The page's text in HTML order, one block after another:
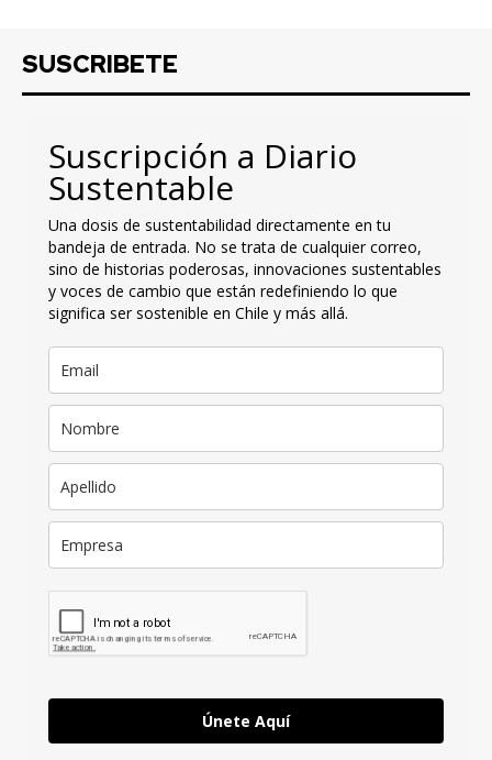
SUSCRIBETE
Suscripción a Diario
Sustentable
Una dosis de sustentabilidad directamente en tu
bandeja de entrada. No se trata de cualquier correo,
sino de historias poderosas, innovaciones sustentables
y voces de cambio que están redefiniendo lo que
significa ser sostenible en Chile y más allá.
Únete Aquí